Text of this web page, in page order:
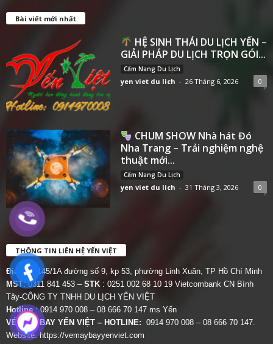
Bài viết mới nhất
HỆ SINH THÁI DU LỊCH YẾN –
GIẢI PHÁP DU LỊCH TRỌN GÓI...
Cẩm Nang Du Lịch
yen viet du lich - 26 Tháng 6, 2026 0
CHUM SHOW Nhà hát Đó
Nha Trang – Trải nghiệm nghệ
thuật mới...
Cẩm Nang Du Lịch
yen viet du lich - 31 Tháng 3, 2026 0
THÔNG TIN LIÊN HỆ YẾN VIỆT
Địa chỉ:
145/1A đường số 9, kp 53, phường Linh Xuân, TP Hồ Chí Minh
MST: 0311 841 453 – STK : 0251 002 68 10 19 Vietcombank CN Bình
Tây-CÔNG TY TNHH DU LỊCH YẾN VIỆT
Hotline : 0914 970 008 – 08 666 70 147 ms Yến
VÉ MÁY BAY YẾN VIỆT – HOTLINE: 0914 970 008 – 08 666 70 147.
Website:https://vemaybayyenviet.com